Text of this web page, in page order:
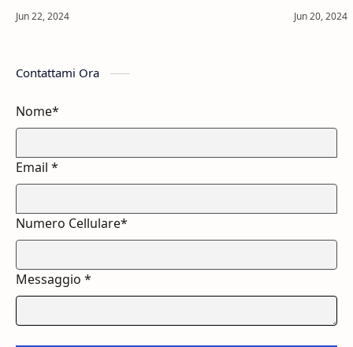
compressa al mattino, una fibra in un…
naturali
Contattami Ora
Nome*
Email *
Numero Cellulare*
Messaggio *